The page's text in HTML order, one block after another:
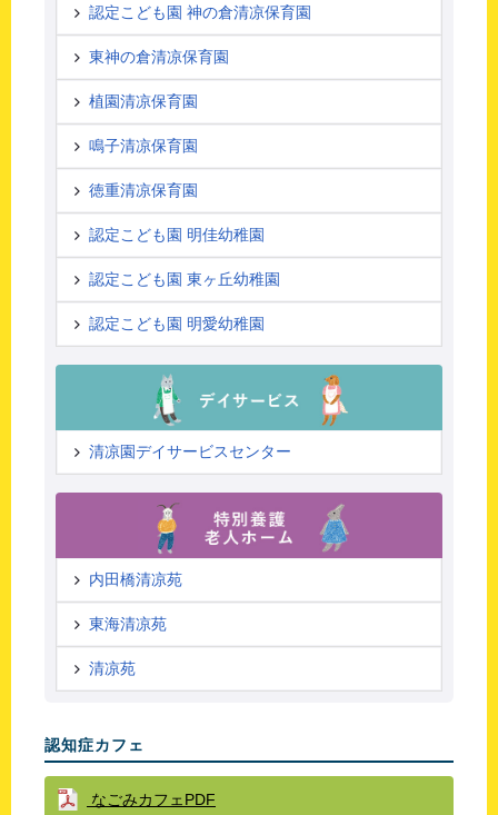
認定こども園 神の倉清凉保育園
東神の倉清凉保育園
植園清凉保育園
鳴子清凉保育園
徳重清凉保育園
認定こども園 明佳幼稚園
認定こども園 東ヶ丘幼稚園
認定こども園 明愛幼稚園
清凉園デイサービスセンター
内田橋清凉苑
東海清凉苑
清凉苑
認知症カフェ
なごみカフェPDF